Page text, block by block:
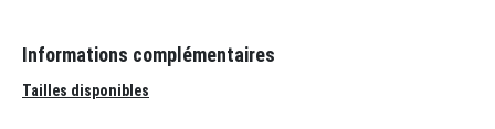
Informations complémentaires
Tailles disponibles